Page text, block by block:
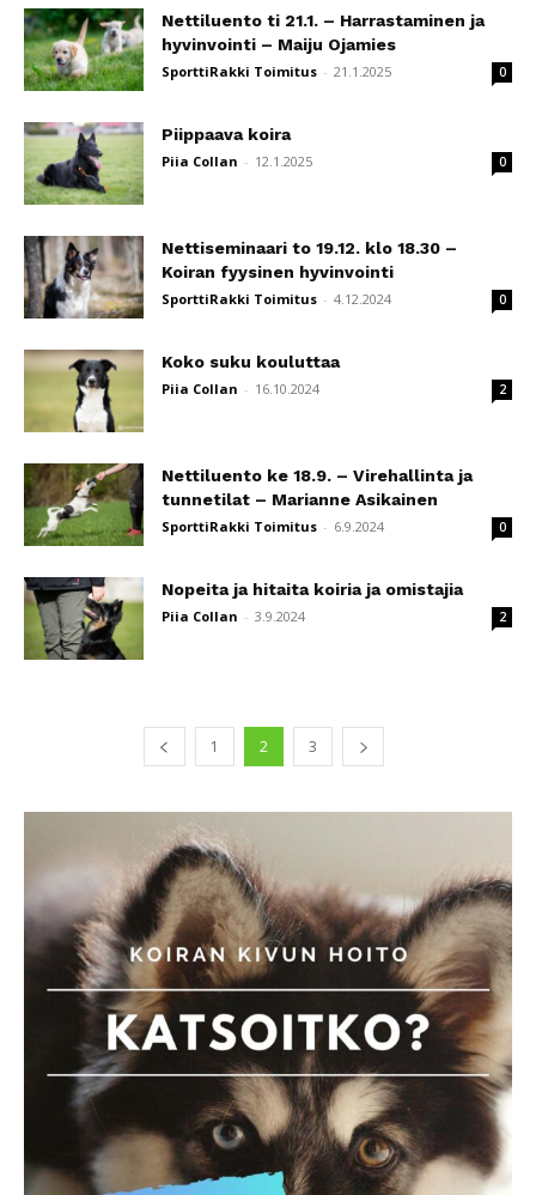
Nettiluento ti 21.1. – Harrastaminen ja
hyvinvointi – Maiju Ojamies
SporttiRakki Toimitus - 21.1.2025 0
Piippaava koira
Piia Collan - 12.1.2025 0
Nettiseminaari to 19.12. klo 18.30 –
Koiran fyysinen hyvinvointi
SporttiRakki Toimitus - 4.12.2024 0
Koko suku kouluttaa
Piia Collan - 16.10.2024 2
Nettiluento ke 18.9. – Virehallinta ja
tunnetilat – Marianne Asikainen
SporttiRakki Toimitus - 6.9.2024 0
Nopeita ja hitaita koiria ja omistajia
Piia Collan - 3.9.2024 2
1 2 3